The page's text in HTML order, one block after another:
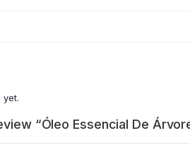
yet.
“Óleo Essencial De